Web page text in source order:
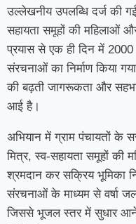
उल्लेखनीय उपलब्धि दर्ज की
सहायता समूहों की महिलाओं
प्रयास से एक ही दिन में
संरचनाओं का निर्माण किया
की बढ़ती जागरूकता और
आई है।
अभियान में ग्राम पंचायतों के
मित्र, स्व-सहायता समूहों की
श्रमदान कर सक्रिय भूमिका
संरचनाओं के माध्यम से वर्षा
जिससे भूजल स्तर में सुधार आने